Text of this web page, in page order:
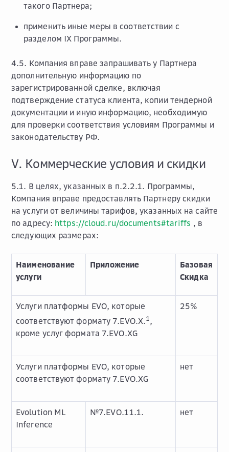
такого Партнера;
применить иные меры в соответствии с
разделом IX Программы.
4.5. Компания вправе запрашивать у Партнера
дополнительную информацию по
зарегистрированной сделке, включая
подтверждение статуса клиента, копии тендерной
документации и иную информацию, необходимую
для проверки соответствия условиям Программы и
законодательству РФ.
V. Коммерческие условия и скидки
5.1. В целях, указанных в п.2.2.1. Программы,
Компания вправе предоставлять Партнеру скидки
на услуги от величины тарифов, указанных на сайте
по адресу: https://cloud.ru/documents#tariffs , в
следующих размерах:
Наименование
услуги
Приложение
Базовая
Скидка
Услуги платформы EVO, которые
соответствуют формату 7.EVO.X.1,
кроме услуг формата 7.EVO.XG
25%
Услуги платформы EVO, которые
соответствуют формату 7.EVO.XG
нет
Evolution ML
Inference
№7.EVO.11.1. нет